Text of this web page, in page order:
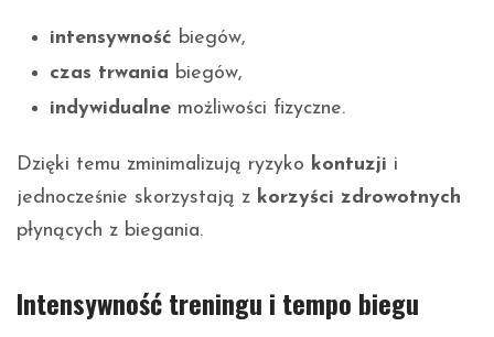
intensywność biegów,
czas trwania biegów,
indywidualne możliwości fizyczne.
Dzięki temu zminimalizują ryzyko kontuzji i
jednocześnie skorzystają z korzyści zdrowotnych
płynących z biegania.
Intensywność treningu i tempo biegu